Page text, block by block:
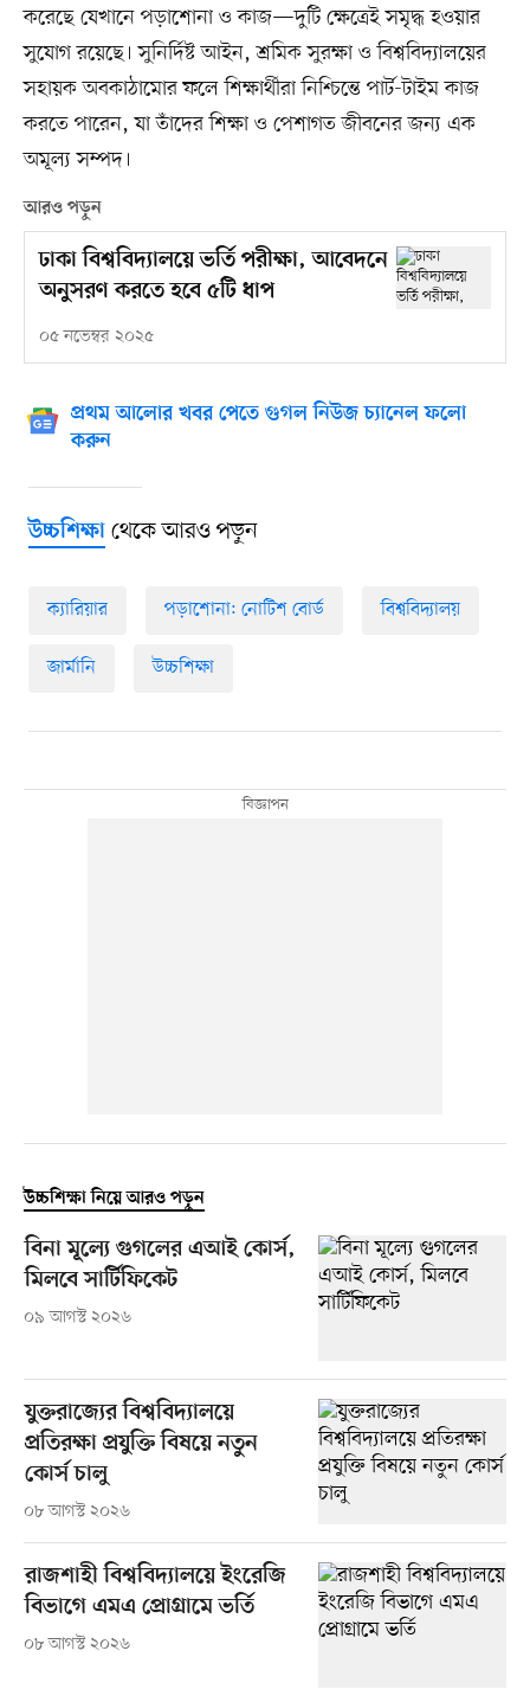
করেছে যেখানে পড়াশোনা ও কাজ—দুটি ক্ষেত্রেই সমৃদ্ধ হওয়ার
সুযোগ রয়েছে। সুনির্দিষ্ট আইন, শ্রমিক সুরক্ষা ও বিশ্ববিদ্যালয়ের
সহায়ক অবকাঠামোর ফলে শিক্ষার্থীরা নিশ্চিন্তে পার্ট-টাইম কাজ
করতে পারেন, যা তাঁদের শিক্ষা ও পেশাগত জীবনের জন্য এক
অমূল্য সম্পদ।
আরও পড়ুন
ঢাকা বিশ্ববিদ্যালয়ে ভর্তি পরীক্ষা, আবেদনে
অনুসরণ করতে হবে ৫টি ধাপ
০৫ নভেম্বর ২০২৫
প্রথম আলোর খবর পেতে গুগল নিউজ চ্যানেল ফলো
করুন
উচ্চশিক্ষাথেকে আরও পড়ুন
ক্যারিয়ার পড়াশোনা: নোটিশ বোর্ড বিশ্ববিদ্যালয়
জার্মানি উচ্চশিক্ষা
উচ্চশিক্ষা নিয়ে আরও পড়ুন
বিনা মূল্যে গুগলের এআই কোর্স,
মিলবে সার্টিফিকেট
০৯ আগস্ট ২০২৬
যুক্তরাজ্যের বিশ্ববিদ্যালয়ে
প্রতিরক্ষা প্রযুক্তি বিষয়ে নতুন
কোর্স চালু
০৮ আগস্ট ২০২৬
রাজশাহী বিশ্ববিদ্যালয়ে ইংরেজি
বিভাগে এমএ প্রোগ্রামে ভর্তি
০৮ আগস্ট ২০২৬